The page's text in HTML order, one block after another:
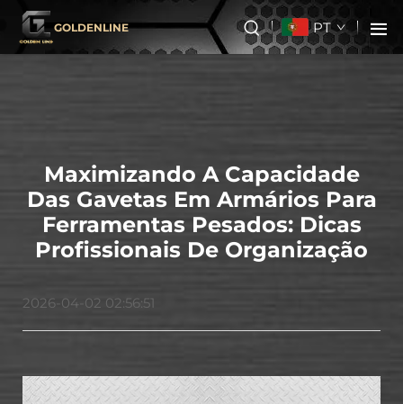
GOLDENLINE PT
Maximizando A Capacidade
Das Gavetas Em Armários Para
Ferramentas Pesados: Dicas
Profissionais De Organização
2026-04-02 02:56:51